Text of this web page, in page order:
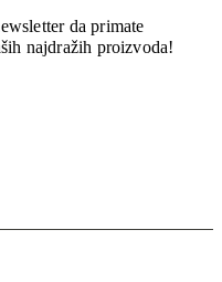
da primate
najdražih proizvoda!